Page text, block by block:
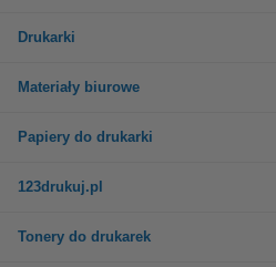
Drukarki
Materiały biurowe
Papiery do drukarki
123drukuj.pl
Tonery do drukarek